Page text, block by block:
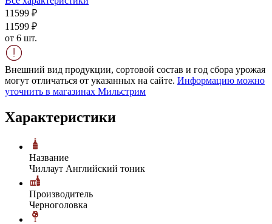
11599 ₽
11599 ₽
от 6 шт.
Внешний вид продукции, сортовой состав и год сбора урожая
могут отличаться от указанных на сайте. Информацию можно
уточнить в магазинах Мильстрим
Характеристики
Название
Чиллаут Английский тоник
Производитель
Черноголовка